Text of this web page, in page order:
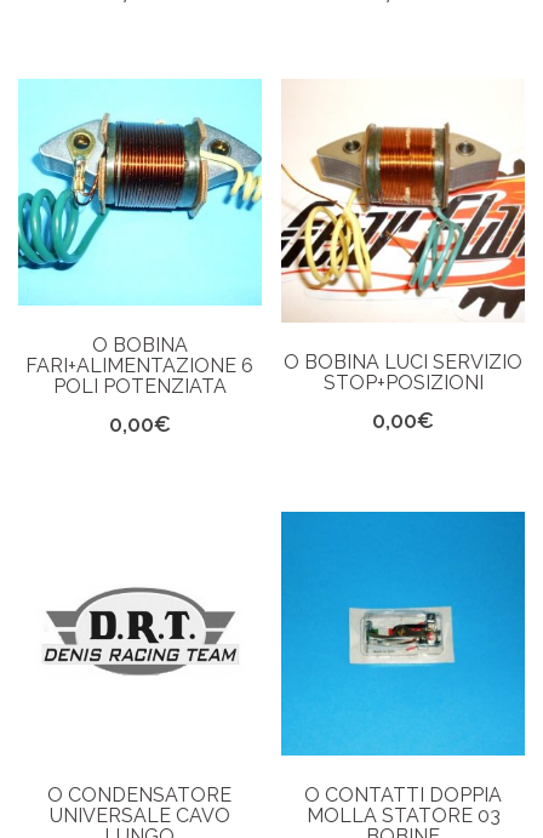
O BOBINA
FARI+ALIMENTAZIONE 6
POLI POTENZIATA
0,00€
O BOBINA LUCI SERVIZIO
STOP+POSIZIONI
0,00€
O CONDENSATORE
UNIVERSALE CAVO
O CONTATTI DOPPIA
MOLLA STATORE 03